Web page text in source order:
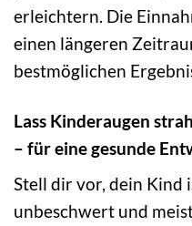
erleichtern. Die
einen längeren
bestmöglichen
Lass Kinderaugen
– für eine gesunde
Stell dir vor, dein Kind
unbeschwert und